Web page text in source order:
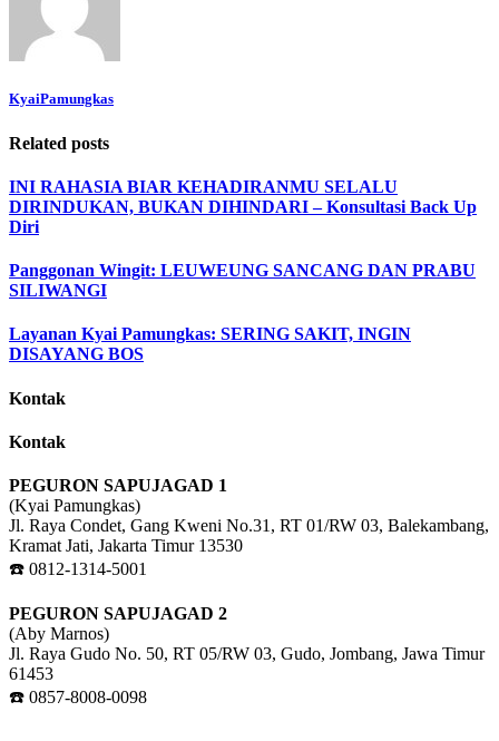
KyaiPamungkas
Related posts
INI RAHASIA BIAR KEHADIRANMU SELALU
DIRINDUKAN, BUKAN DIHINDARI – Konsultasi Back Up
Diri
Panggonan Wingit: LEUWEUNG SANCANG DAN PRABU
SILIWANGI
Layanan Kyai Pamungkas: SERING SAKIT, INGIN
DISAYANG BOS
Kontak
Kontak
PEGURON SAPUJAGAD 1
(Kyai Pamungkas)
Jl. Raya Condet, Gang Kweni No.31, RT 01/RW 03, Balekambang,
Kramat Jati, Jakarta Timur 13530
☎️ 0812-1314-5001
PEGURON SAPUJAGAD 2
(Aby Marnos)
Jl. Raya Gudo No. 50, RT 05/RW 03, Gudo, Jombang, Jawa Timur
61453
☎️ 0857-8008-0098